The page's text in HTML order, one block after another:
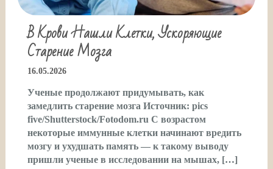
В Крови Нашли Клетки, Ускоряющие
Старение Мозга
16.05.2026
Ученые продолжают придумывать, как
замедлить старение мозга Источник: pics
five/Shutterstock/Fotodom.ru С возрастом
некоторые иммунные клетки начинают вредить
мозгу и ухудшать память — к такому выводу
пришли ученые в исследовании на мышах, […]